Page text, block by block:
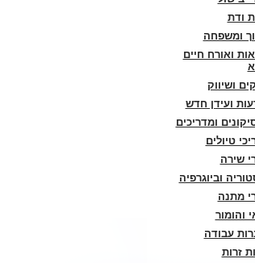
ודת
ומשפחה
ואורח חיים
ושיווק
ועידן חדש
ומדריכים
טיולים
שירה
וביוגרפיה
מתנה
והומור
עבודה
זרות